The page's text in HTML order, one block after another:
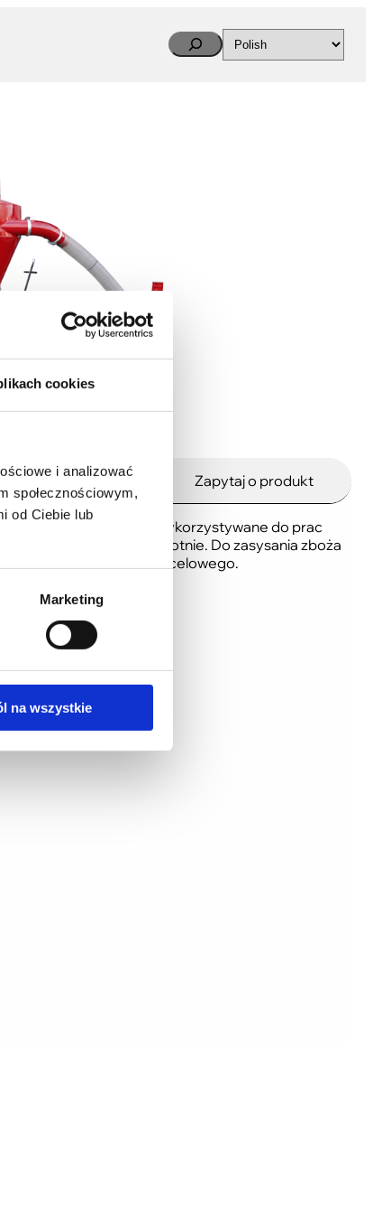
cookies
i analizować
społecznościowym,
od Ciebie lub
Marketing
na wszystkie
Search
Warto zobaczyć Zapytaj o produkt
Mogą być również wykorzystywane do prac
środki transportu i odwrotnie. Do zasysania zboża
do miejsca docelowego.